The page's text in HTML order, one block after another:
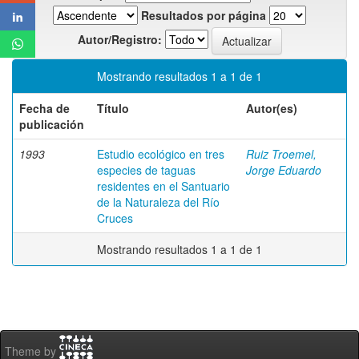
Resultados por página
Autor/Registro:
Mostrando resultados 1 a 1 de 1
Fecha de
publicación
Título Autor(es)
1993
Estudio ecológico en tres
especies de taguas
residentes en el Santuario
de la Naturaleza del Río
Cruces
Ruiz Troemel,
Jorge Eduardo
Mostrando resultados 1 a 1 de 1
Theme by